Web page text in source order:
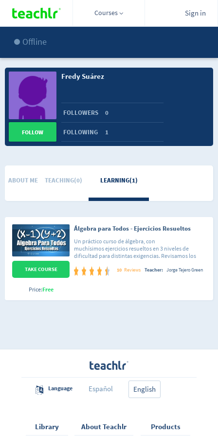
Courses Sign in
Offline
Fredy Suárez
FOLLOWERS 0
FOLLOWING 1
FOLLOW
ABOUT ME TEACHING(0) LEARNING(1)
Álgebra para Todos - Ejercicios Resueltos
Un práctico curso de álgebra, con
muchísimos ejercicios resueltos en 3 niveles de
dificultad para distintas exigencias. Revisamos los
la escuela, y como preparación para la universidad.
Resolveremos juntos varios problemas paso a paso en
importantes que te servirán para poder comprender
Si tienes alguna duda, sólo deja un comentario en el
te gustará, además, ¡es gratis!
10 Reviews Teacher: Jorge Tejero Green
TAKE COURSE
Price:Free
Language Español English
Library About Teachlr Products